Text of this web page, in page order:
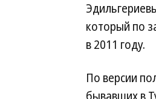
который по
в 2011 году.
По версии